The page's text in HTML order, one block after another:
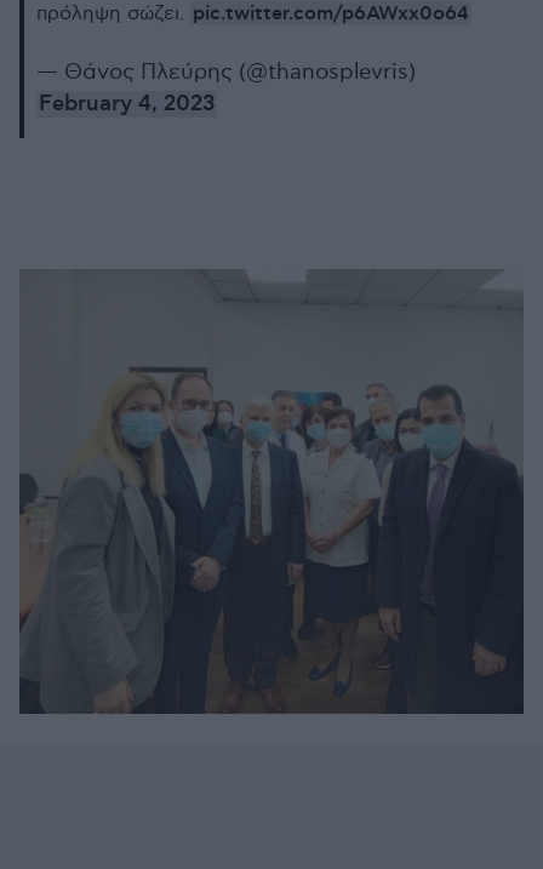
πρόληψη σώζει. pic.twitter.com/p6AWxx0o64
— Θάνος Πλεύρης (@thanosplevris)
February 4, 2023